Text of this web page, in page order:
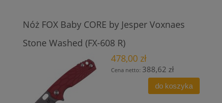
Nóż FOX Baby CORE by Jesper Voxnaes
Stone Washed (FX-608 R)
478,00 zł
Cena netto: 388,62 zł
do koszyka